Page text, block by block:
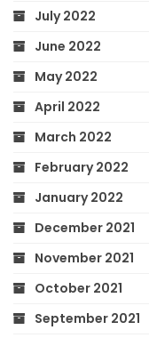
July 2022
June 2022
May 2022
April 2022
March 2022
February 2022
January 2022
December 2021
November 2021
October 2021
September 2021